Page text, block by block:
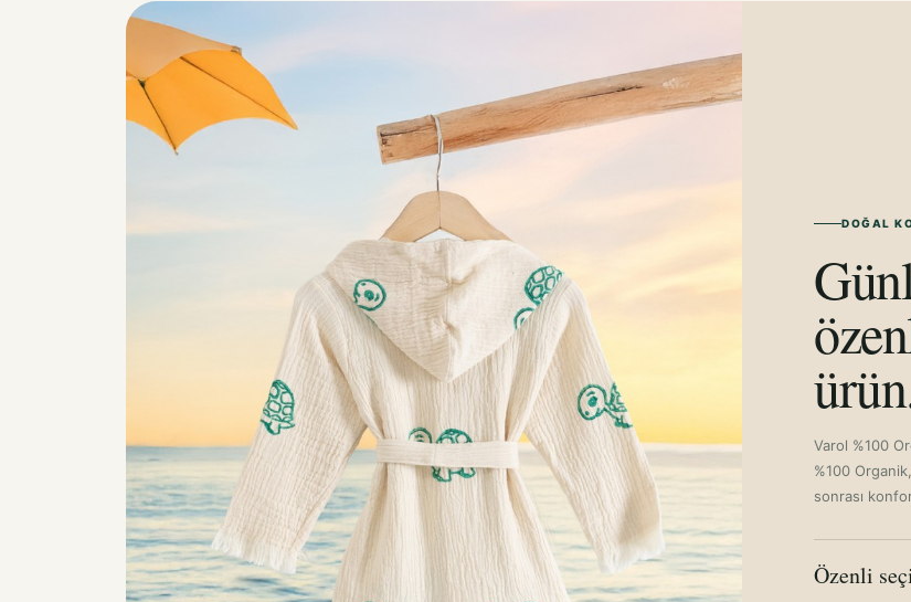
DOĞAL
Varol %100
%100
sonrası
Özenli